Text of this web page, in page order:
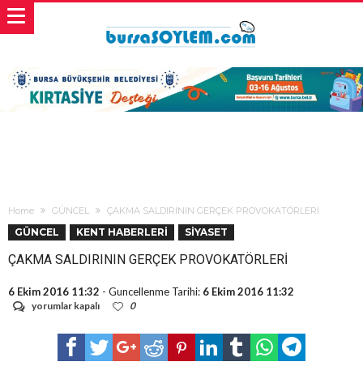
Home GÜNCEL ÇAKMA SALDIRININ GERÇEK PROVOKATÖRLERİ
GÜNCEL KENT HABERLERİ SİYASET
ÇAKMA SALDIRININ GERÇEK PROVOKATÖRLERİ
6 Ekim 2016 11:32 - Guncellenme Tarihi: 6 Ekim 2016 11:32
ÇAKMA
GERÇEK
PROVOKATÖRLERİ
yorumlar kapalı 0